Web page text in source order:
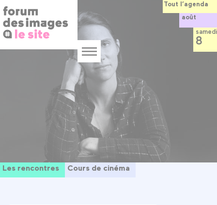
au
contenu
principal
Menu
Les rencontres Cours de cinéma
Tout l’agenda
août
samedi
8